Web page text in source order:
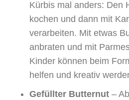
Kürbis mal anders: Den
kochen und dann mit
verarbeiten. Mit etwas
anbraten und mit
Kinder können beim
helfen und kreativ
Gefüllter Butternut –